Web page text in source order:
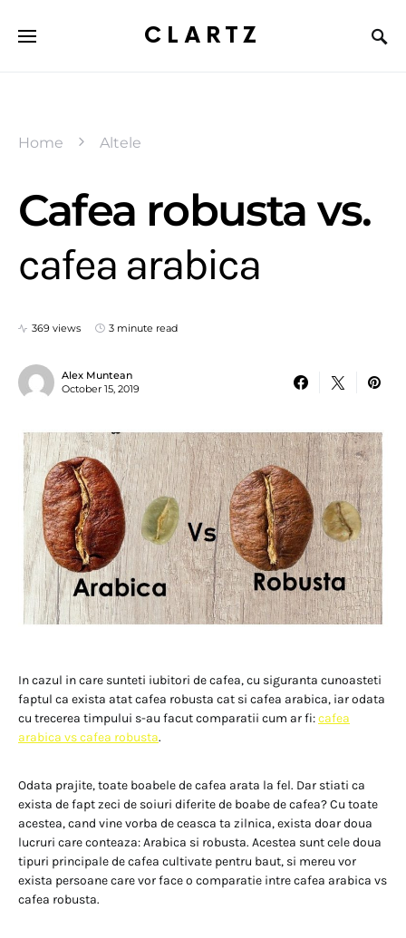
CLARTZ
Home Altele
Cafea robusta vs.
cafea arabica
369 views 3 minute read
Alex Muntean
October 15, 2019
In cazul in care sunteti iubitori de cafea, cu siguranta cunoasteti
faptul ca exista atat cafea robusta cat si cafea arabica, iar odata
cu trecerea timpului s-au facut comparatii cum ar fi:cafea
arabica vs cafea robusta.
Odata prajite, toate boabele de cafea arata la fel. Dar stiati ca
exista de fapt zeci de soiuri diferite de boabe de cafea? Cu toate
acestea, cand vine vorba de ceasca ta zilnica, exista doar doua
lucruri care conteaza: Arabica si robusta. Acestea sunt cele doua
tipuri principale de cafea cultivate pentru baut, si mereu vor
exista persoane care vor face o comparatie intre cafea arabica vs
cafea robusta.